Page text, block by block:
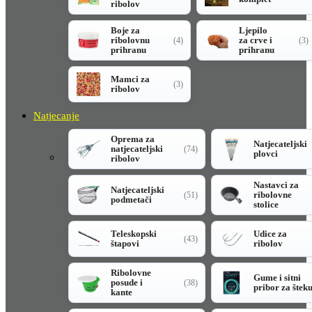
ribolov
Boje za
ribolovnu
prihranu
(4)
Ljepilo
za crve i
prihranu
(3)
Mamci za
ribolov
(3)
Natjecanje
Oprema za
natjecateljski
ribolov
(74)
Natjecateljski
plovci
Natjecateljski
podmetači
(51)
Nastavci za
ribolovne
stolice
Teleskopski
štapovi
(43)
Udice za
ribolov
Ribolovne
posude i
kante
(38)
Gume i sitni
pribor za šteku